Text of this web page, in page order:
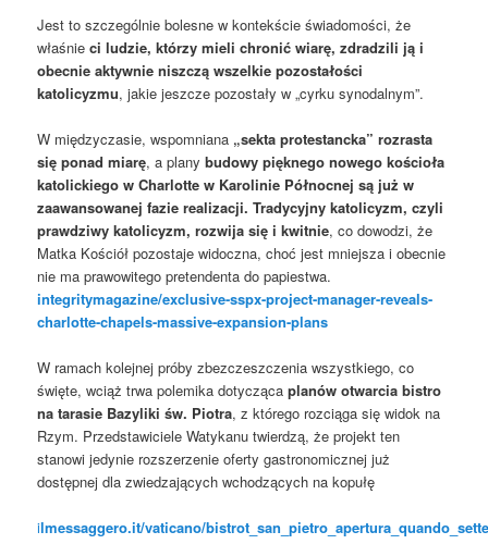
Jest to szczególnie bolesne w kontekście świadomości, że
właśnieci ludzie, którzy mieli chronić wiarę, zdradzili ją i
obecnie aktywnie niszczą wszelkie pozostałości
katolicyzmu, jakie jeszcze pozostały w „cyrku synodalnym”.
W międzyczasie, wspomniana „sekta protestancka” rozrasta
się ponad miarę, a planybudowy pięknego nowego kościoła
katolickiego w Charlotte w Karolinie Północnej są już w
zaawansowanej fazie realizacji. Tradycyjny katolicyzm, czyli
prawdziwy katolicyzm, rozwija się i kwitnie, co dowodzi, że
Matka Kościół pozostaje widoczna, choć jest mniejsza i obecnie
nie ma prawowitego pretendenta do papiestwa.
integritymagazine/exclusive-sspx-project-manager-reveals-
charlotte-chapels-massive-expansion-plans
W ramach kolejnej próby zbezczeszczenia wszystkiego, co
święte, wciąż trwa polemika dotyczącaplanów otwarcia bistro
na tarasie Bazyliki św. Piotra, z którego rozciąga się widok na
Rzym. Przedstawiciele Watykanu twierdzą, że projekt ten
stanowi jedynie rozszerzenie oferty gastronomicznej już
dostępnej dla zwiedzających wchodzących na kopułę
ilmessaggero.it/vaticano/